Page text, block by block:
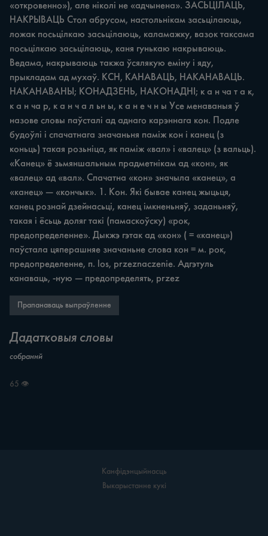
«откровенно»), але ніколі не «адчынена». ЗАСЬЦІЛАЦЬ,
НАКРЫВАЦЬ Стол абрусом, настольнікам засьцілаюць,
ложак посьцілкаю засьцілаюць, каламажку, вазок таксама
посьцілкаю засьцілаюць, каня гунькаю накрываюць.
Ведама, накрываюць такжа ўсялякую еміну і яду,
прыкладам ад мухаў. КСН, КАНАВАЦЬ, НАКАНАВАЦЬ.
НАКАНАВАНЫ; КОНАДЗЕНЬ, НАКОНАДНІ; к а н ча т а к,
к а н ча р, к а н ч а л ьн ы, к а н е ч н ы Усе менаваныя ў
назове словы паўсталі ад аднаго карэннага кон. Подле
будоўлі і спачатнага значаньня паміж кон і канец (з
коньць) такая розьніца, як паміж «вал» і «валец» (з вальць).
«Канец» ё зьмяншальным прадметнікам ад «кон», як
«валец» ад «вал». Спачатна «кон» значыла «канец», а
«канец» — «кончык». 1. Кон. Які бывае канец жыцьця,
канец рознай дзейнасьці, канец імкненьняў, заданьняў,
такая і ёсьць доляг такі (памаскоўску) «рок,
предопределенне». Дыкжэ гэтак ад «кон» ( = «канец»)
паўстала цяперашняе значаньне слова кон = м. рок,
предопределенне, п. los, przeznaczenie. Адгэтуль
канаваць, -ную — предопределять, przez
Прапанаваць выпраўленне
Дадатковыя словы
собраннй
65 👁
Канфідэнцыйнасць
Выкарыстанне кукі